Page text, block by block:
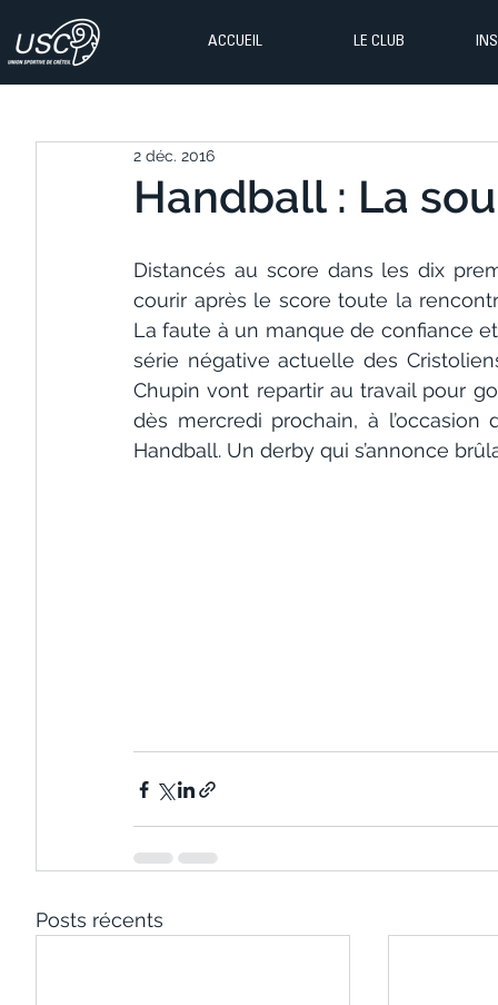
ACCUEIL LE CLUB
Handball : La
2 déc. 2016
Distancés au score dans les dix
courir après le score toute la
La faute à un manque de confiance
série négative actuelle des
Chupin vont repartir au travail pour
dès mercredi prochain, à
Handball. Un derby qui s’annonce
Posts récents